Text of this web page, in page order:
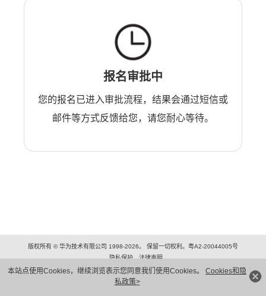
本站点使用Cookies，继续浏览表示您同意我们使用Cookies。 Cookies和隐
私政策>
报名审批中
您的报名已进入审批流程，结果会通过短信或
邮件等方式反馈给您，请您耐心等待。
版权所有 © 华为技术有限公司 1998-2026。 保留一切权利。粤A2-20044005号
隐私保护
法律声明